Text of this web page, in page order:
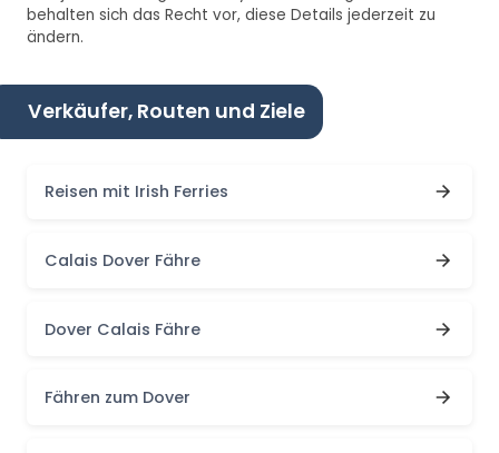
behalten sich das Recht vor, diese Details jederzeit zu
ändern.
Verkäufer, Routen und Ziele
Reisen mit Irish Ferries
Calais Dover Fähre
Dover Calais Fähre
Fähren zum Dover